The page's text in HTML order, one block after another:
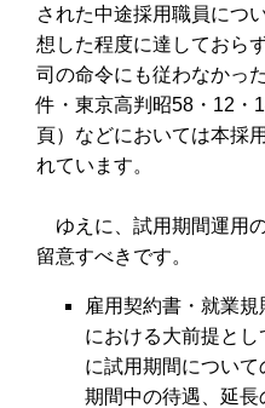
された中途採用職員につ
想した程度に達しておら
司の命令にも従わなかっ
件・東京高判昭58・12・
頁）などにおいては本採
れています。
ゆえに、試用期間運用
留意すべきです。
雇用契約書・就業
における大前提とし
に試用期間につい
期間中の待遇、延